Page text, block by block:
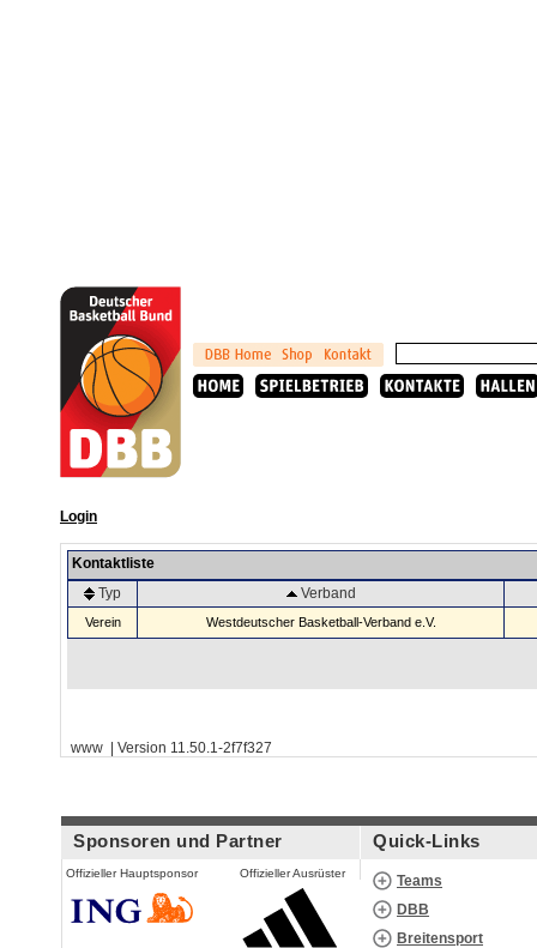
Login
Kontaktliste
Typ
Verband
Verein Westdeutscher Basketball-Verband e.V.
www | Version 11.50.1-2f7f327
Sponsoren und Partner
Offizieller Hauptsponsor Offizieller Ausrüster
Quick-Links
Teams
DBB
Breitensport